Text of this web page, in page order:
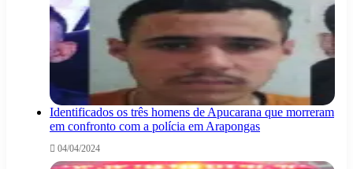
Identificados os três homens de Apucarana que morreram
em confronto com a polícia em Arapongas
04/04/2024